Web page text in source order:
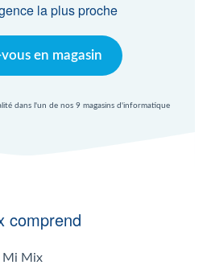
la plus proche
vous en magasin
dans l'un de nos 9 magasins d'informatique
comprend
Mi Mix